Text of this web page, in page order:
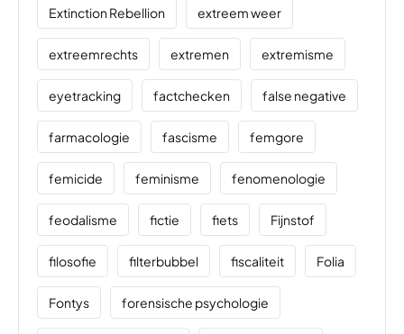
Extinction Rebellion extreem weer
extreemrechts extremen extremisme
eyetracking factchecken false negative
farmacologie fascisme femgore
femicide feminisme fenomenologie
feodalisme fictie fiets Fijnstof
filosofie filterbubbel fiscaliteit Folia
Fontys forensische psychologie